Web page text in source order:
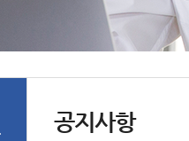
기타 동영상
공지사항